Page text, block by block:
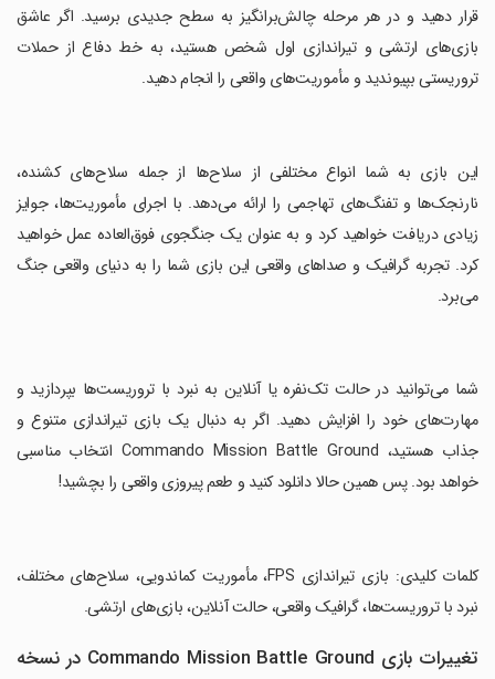
قرار دهید و در هر مرحله چالش‌برانگیز به سطح جدیدی برسید. اگر عاشق
بازی‌های ارتشی و تیراندازی اول شخص هستید، به خط دفاع از حملات
تروریستی بپیوندید و مأموریت‌های واقعی را انجام دهید.
‏این بازی به شما انواع مختلفی از سلاح‌ها از جمله سلاح‌های کشنده،
نارنجک‌ها و تفنگ‌های تهاجمی را ارائه می‌دهد. با اجرای مأموریت‌ها، جوایز
زیادی دریافت خواهید کرد و به عنوان یک جنگجوی فوق‌العاده عمل خواهید
کرد. تجربه گرافیک و صداهای واقعی این بازی شما را به دنیای واقعی جنگ
می‌برد.
‏شما می‌توانید در حالت تک‌نفره یا آنلاین به نبرد با تروریست‌ها بپردازید و
مهارت‌های خود را افزایش دهید. اگر به دنبال یک بازی تیراندازی متنوع و
جذاب هستید، Commando Mission Battle Ground انتخاب مناسبی
خواهد بود. پس همین حالا دانلود کنید و طعم پیروزی واقعی را بچشید!
‏کلمات کلیدی: بازی تیراندازی FPS، مأموریت کماندویی، سلاح‌های مختلف،
نبرد با تروریست‌ها، گرافیک واقعی، حالت آنلاین، بازی‌های ارتشی.
تغییرات بازی Commando Mission Battle Ground در نسخه